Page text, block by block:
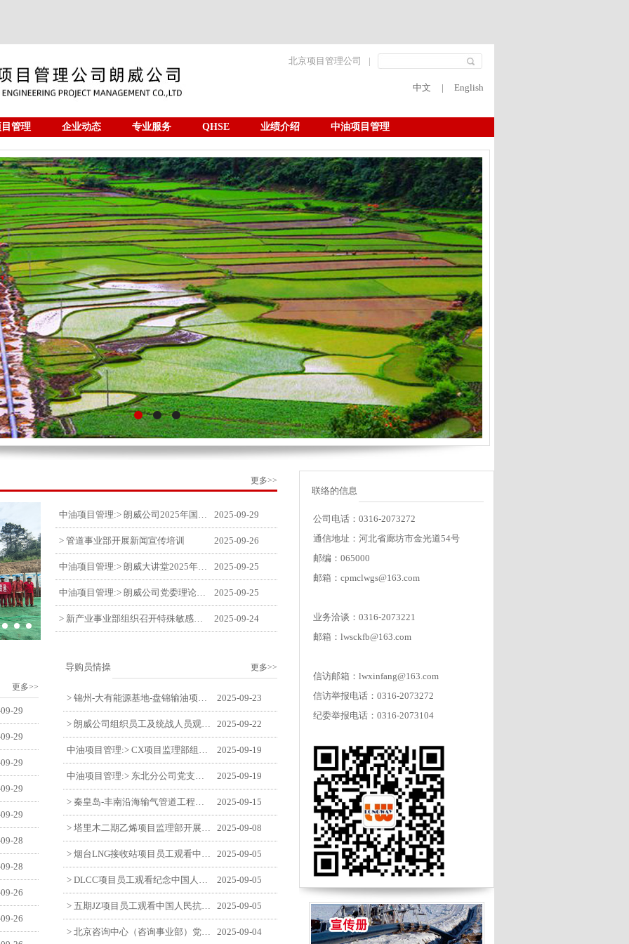
北京项目管理公司 |
中文 | English
管理 企业动态 专业服务 QHSE 业绩介绍 中油项目管理
更多>>
2025-09-29
> 管道事业部开展新闻宣传培训 2025-09-26
2025-09-25
2025-09-25
2025-09-24
更多>>
29
29
29
29
29
28
28
26
26
导购员情操 更多>>
2025-09-23
2025-09-22
2025-09-19
2025-09-19
2025-09-15
2025-09-08
2025-09-05
2025-09-05
2025-09-05
2025-09-04
联络的信息
公司电话：0316-2073272
通信地址：河北省廊坊市金光道54号
邮编：065000
邮箱：cpmclwgs@163.com
业务洽谈：0316-2073221
邮箱：lwsckfb@163.com
信访邮箱：lwxinfang@163.com
信访举报电话：0316-2073272
纪委举报电话：0316-2073104